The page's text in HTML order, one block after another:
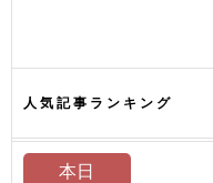
人気記事ランキング
本日